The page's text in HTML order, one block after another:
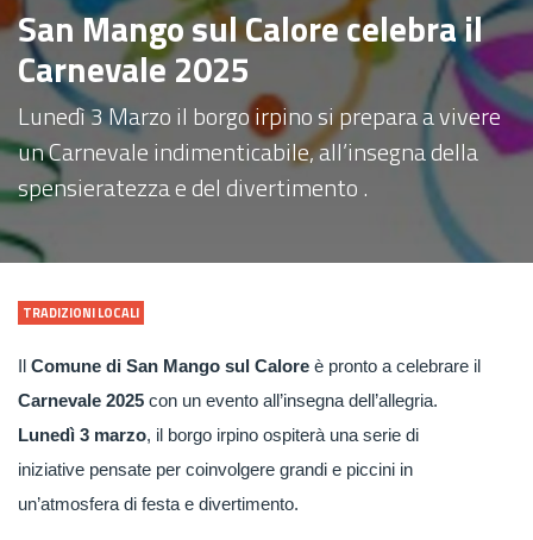
San Mango sul Calore celebra il
Carnevale 2025
Lunedì 3 Marzo il borgo irpino si prepara a vivere
un Carnevale indimenticabile, all’insegna della
spensieratezza e del divertimento .
TRADIZIONI LOCALI
Comune di San Mango sul Calore è pronto a celebrare il
Carnevale 2025 con un evento all’insegna dell’allegria.
Lunedì 3 marzo, il borgo irpino ospiterà una serie di
iniziative pensate per coinvolgere grandi e piccini in
un’atmosfera di festa e divertimento.